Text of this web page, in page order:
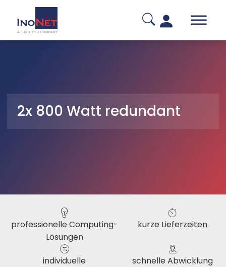
2x 800 Watt redundant
professionelle Computing-
Lösungen
kurze Lieferzeiten
individuelle
schnelle Abwicklung